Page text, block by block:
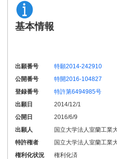
基本情報
出願番号
特願2014-242910
公開番号
特開2016-104827
登録番号
特許第6494985号
出願日
2014/12/1
公開日
2016/6/9
出願人
国立大学法人室蘭工業
特許権者
国立大学法人室蘭工業
権利化状況
権利化済